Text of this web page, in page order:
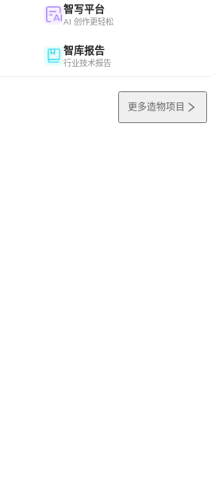
智写平台
AI 创作更轻松
智库报告
行业技术报告
更多造物项目